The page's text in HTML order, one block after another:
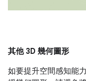
其他 3D 幾何圖形
如要提升空間感知能